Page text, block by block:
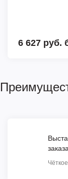
6 627 руб.
заказа